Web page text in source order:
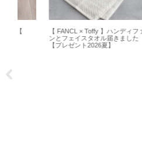
【 FANCL × Toffy 】ハンディファ
ンとフェイスタオル届きました
【プレゼント2026夏】